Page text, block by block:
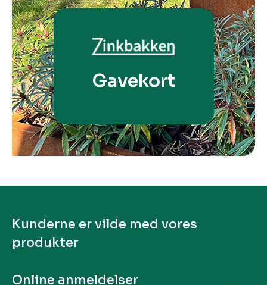
Gavekort
Kunderne er vilde med vores
produkter
Online anmeldelser